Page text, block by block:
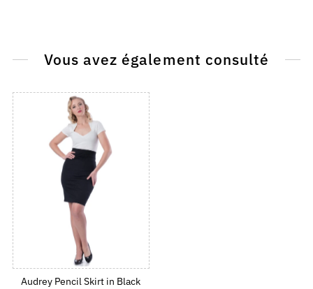
Vous avez également consulté
Audrey Pencil Skirt in Black